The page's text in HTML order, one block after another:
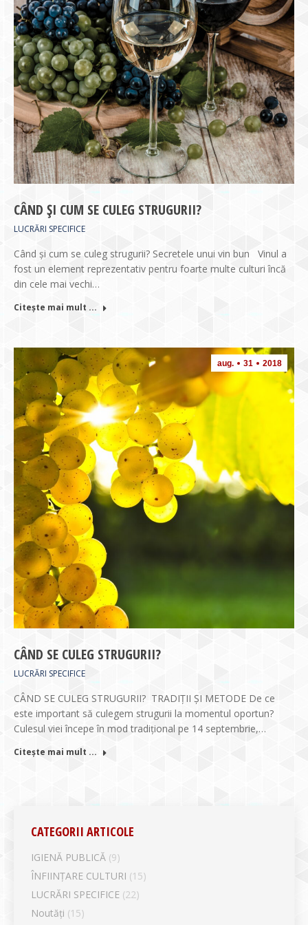
CÂND ȘI CUM SE CULEG STRUGURII?
LUCRĂRI SPECIFICE
Când și cum se culeg strugurii? Secretele unui vin bun Vinul a
fost un element reprezentativ pentru foarte multe culturi încă
din cele mai vechi…
Citește mai mult ...
aug. 31 2018
CÂND SE CULEG STRUGURII?
LUCRĂRI SPECIFICE
CÂND SE CULEG STRUGURII? TRADIȚII ȘI METODE De ce
este important să culegem strugurii la momentul oportun?
Culesul viei începe în mod tradițional pe 14 septembrie,…
Citește mai mult ...
CATEGORII ARTICOLE
IGIENĂ PUBLICĂ (9)
ÎNFIINȚARE CULTURI (15)
LUCRĂRI SPECIFICE (22)
Noutăți (15)